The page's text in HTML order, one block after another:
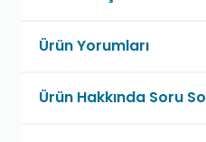
Ürün Yorumları
Ürün Hakkında Soru